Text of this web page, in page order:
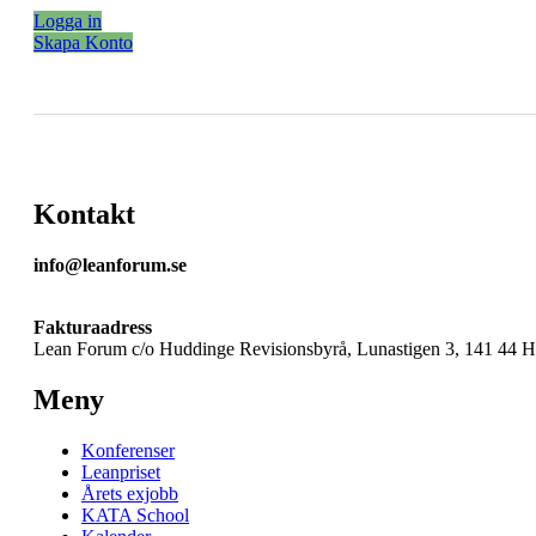
Logga in
Skapa Konto
Kontakt
info@leanforum.se
Fakturaadress
Lean Forum c/o Huddinge Revisionsbyrå, Lunastigen 3, 141 44
Meny
Konferenser
Leanpriset
Årets exjobb
KATA School